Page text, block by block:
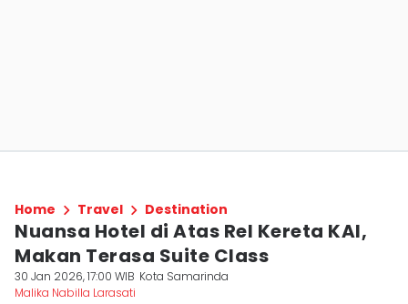
Home Travel Destination
Nuansa Hotel di Atas Rel Kereta KAI,
Makan Terasa Suite Class
30 Jan 2026, 17:00 WIB Kota Samarinda
Malika Nabilla Larasati